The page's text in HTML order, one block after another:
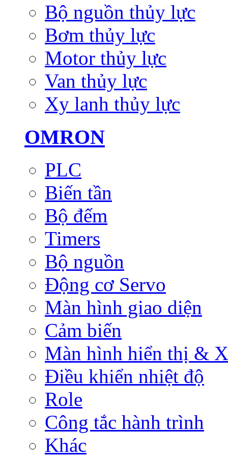
Bộ nguồn thủy lực
Bơm thủy lực
Motor thủy lực
Van thủy lực
Xy lanh thủy lực
OMRON
PLC
Biến tần
Bộ đếm
Timers
Bộ nguồn
Động cơ Servo
Màn hình giao diện
Cảm biến
Màn hình hiển thị &
Điều khiển nhiệt độ
Role
Công tắc hành trình
Khác